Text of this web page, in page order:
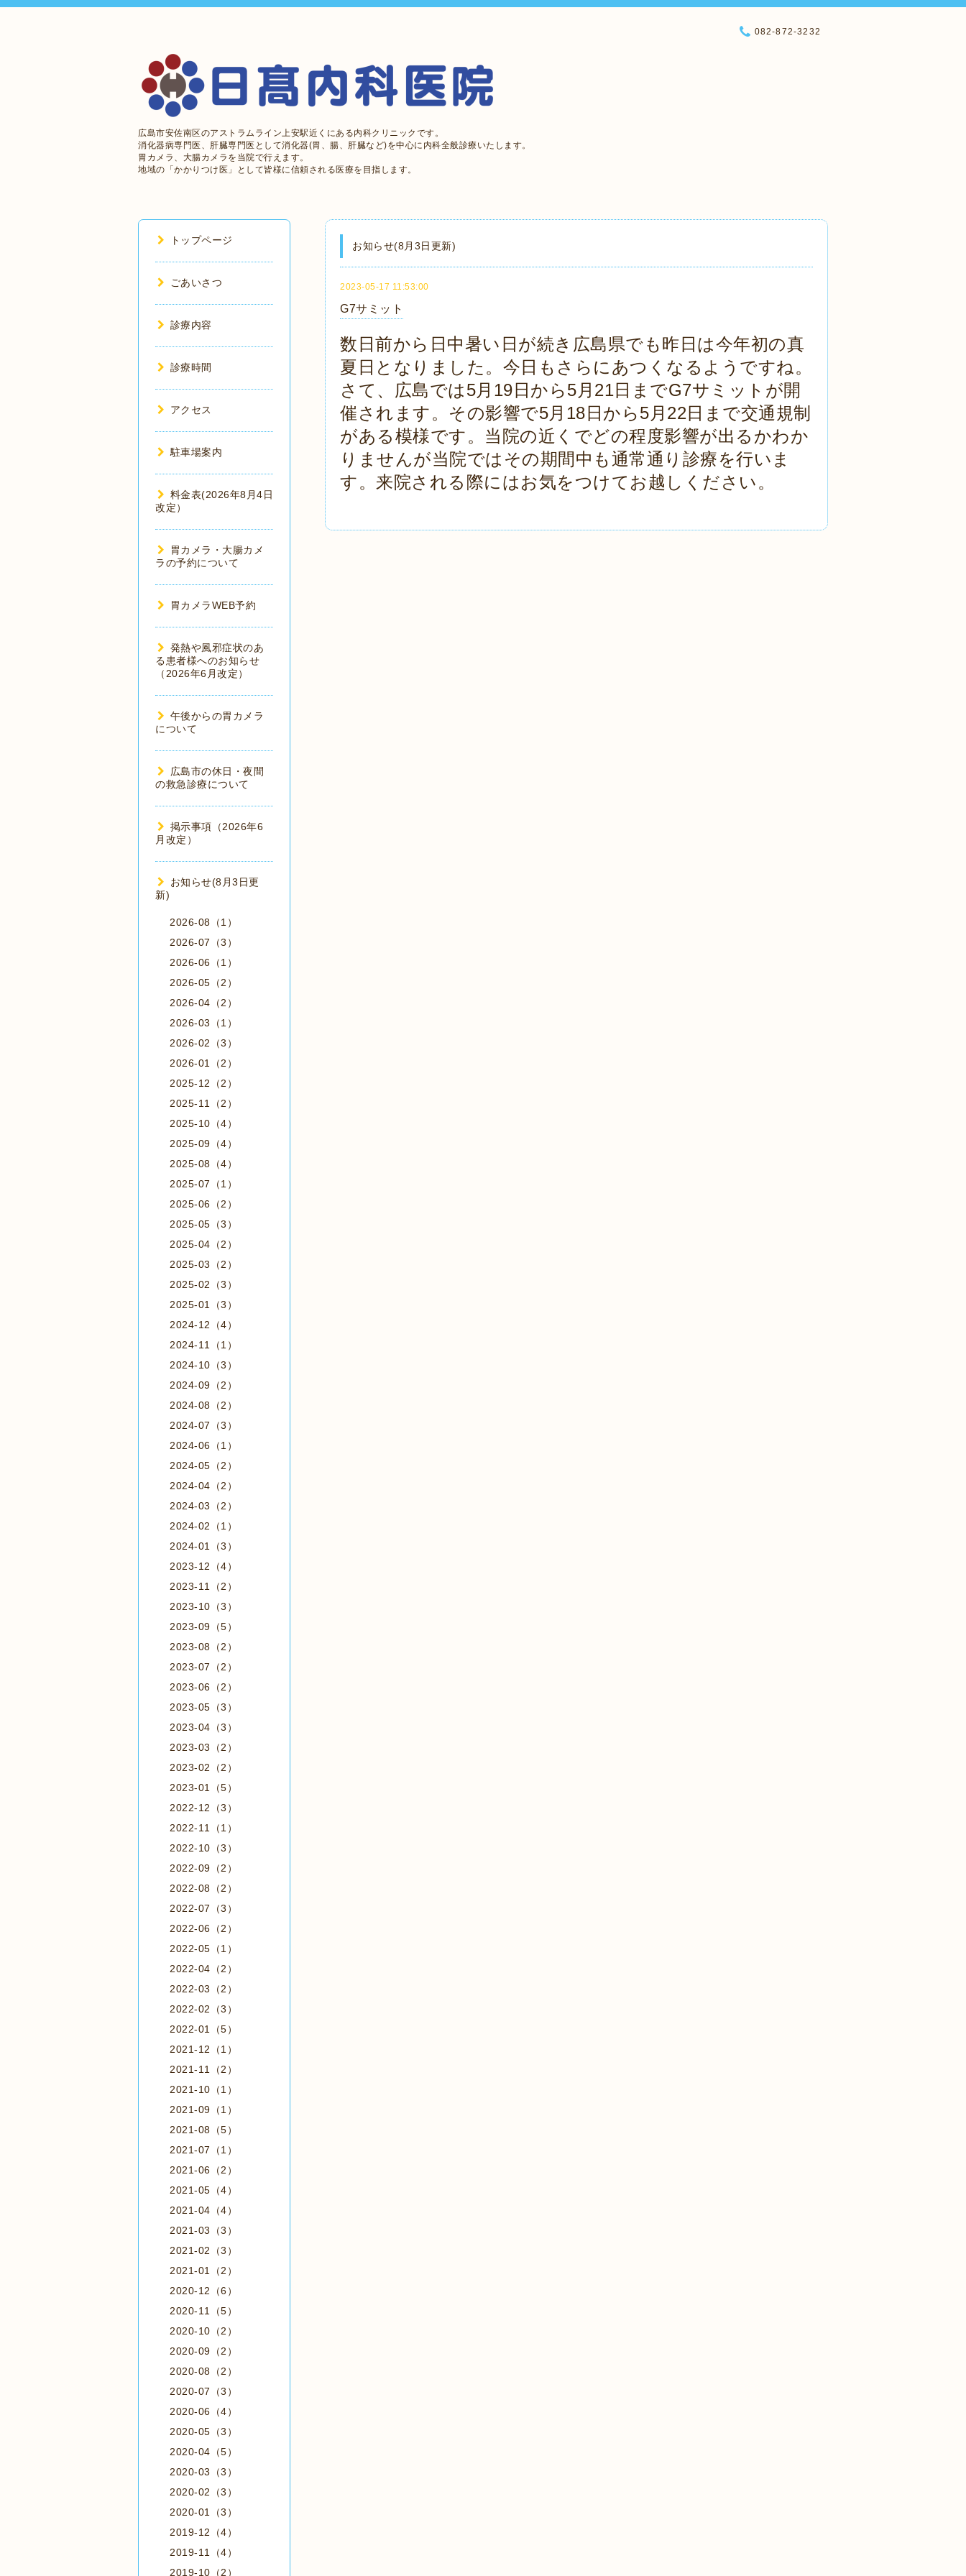
広島市安佐南区のアストラムライン上安駅近くにある内科クリニックです。
消化器病専門医、肝臓専門医として消化器(胃、腸、肝臓など)を中心に内科全般診療いたします。
胃カメラ、大腸カメラを当院で行えます。
地域の「かかりつけ医」として皆様に信頼される医療を目指します。
082-872-3232
お知らせ(8月3日更新)
2023-05-17 11:53:00
G7サミット
数日前から日中暑い日が続き広島県でも昨日は今年初の真
夏日となりました。今日もさらにあつくなるようですね。
さて、広島では5月19日から5月21日までG7サミットが開
催されます。その影響で5月18日から5月22日まで交通規制
がある模様です。当院の近くでどの程度影響が出るかわか
りませんが当院ではその期間中も通常通り診療を行いま
す。来院される際にはお気をつけてお越しください。
トップページ
ごあいさつ
診療内容
診療時間
アクセス
駐車場案内
料金表(2026年8月4日
改定）
胃カメラ・大腸カメ
ラの予約について
胃カメラWEB予約
発熱や風邪症状のあ
る患者様へのお知らせ
（2026年6月改定）
午後からの胃カメラ
について
広島市の休日・夜間
の救急診療について
掲示事項（2026年6
月改定）
お知らせ(8月3日更
新)
2026-08（1）
2026-07（3）
2026-06（1）
2026-05（2）
2026-04（2）
2026-03（1）
2026-02（3）
2026-01（2）
2025-12（2）
2025-11（2）
2025-10（4）
2025-09（4）
2025-08（4）
2025-07（1）
2025-06（2）
2025-05（3）
2025-04（2）
2025-03（2）
2025-02（3）
2025-01（3）
2024-12（4）
2024-11（1）
2024-10（3）
2024-09（2）
2024-08（2）
2024-07（3）
2024-06（1）
2024-05（2）
2024-04（2）
2024-03（2）
2024-02（1）
2024-01（3）
2023-12（4）
2023-11（2）
2023-10（3）
2023-09（5）
2023-08（2）
2023-07（2）
2023-06（2）
2023-05（3）
2023-04（3）
2023-03（2）
2023-02（2）
2023-01（5）
2022-12（3）
2022-11（1）
2022-10（3）
2022-09（2）
2022-08（2）
2022-07（3）
2022-06（2）
2022-05（1）
2022-04（2）
2022-03（2）
2022-02（3）
2022-01（5）
2021-12（1）
2021-11（2）
2021-10（1）
2021-09（1）
2021-08（5）
2021-07（1）
2021-06（2）
2021-05（4）
2021-04（4）
2021-03（3）
2021-02（3）
2021-01（2）
2020-12（6）
2020-11（5）
2020-10（2）
2020-09（2）
2020-08（2）
2020-07（3）
2020-06（4）
2020-05（3）
2020-04（5）
2020-03（3）
2020-02（3）
2020-01（3）
2019-12（4）
2019-11（4）
2019-10（2）